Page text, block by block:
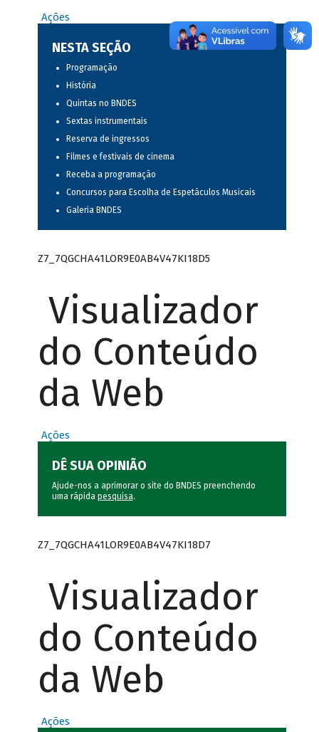
Ações
NESTA SEÇÃO
Programação
História
Quintas no BNDES
Sextas instrumentais
Reserva de ingressos
Filmes e festivais de cinema
Receba a programação
Concursos para Escolha de Espetáculos Musicais
Galeria BNDES
Z7_7QGCHA41LOR9E0AB4V47KI18D5
Visualizador
do Conteúdo
da Web
Ações
DÊ SUA OPINIÃO
Ajude-nos a aprimorar o site do BNDES preenchendo
uma rápida pesquisa.
Z7_7QGCHA41LOR9E0AB4V47KI18D7
Visualizador
do Conteúdo
da Web
Ações